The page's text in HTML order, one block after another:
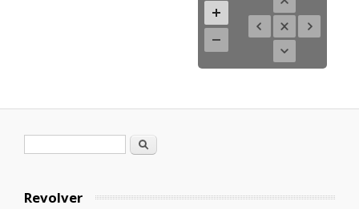
Formulario de búsqueda
Buscar
Revolver